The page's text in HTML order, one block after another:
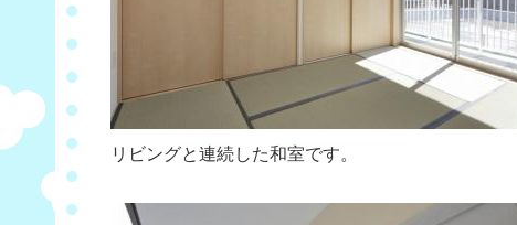
リビングと連続した和室です。